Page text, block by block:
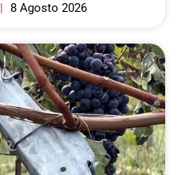
8 Agosto 2026